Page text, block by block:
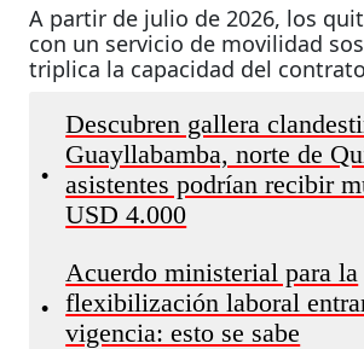
A partir de julio de 2026, los
con un servicio de movilidad
triplica la capacidad del
•
Descubren gallera
Guayllabamba, norte de
asistentes podrían recibir
USD 4.000
•
Acuerdo ministerial para la
flexibilización laboral
vigencia: esto se sabe